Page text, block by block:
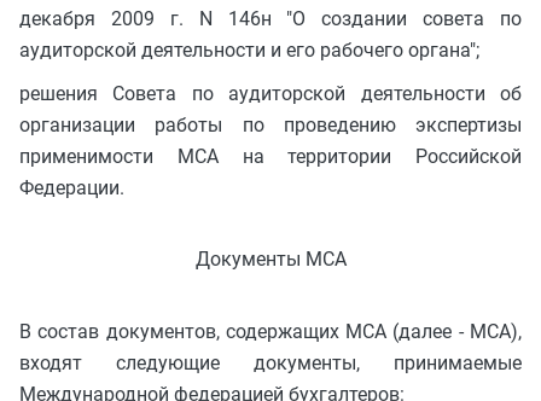
декабря 2009 г. N 146н "О создании совета по
аудиторской деятельности и его рабочего органа";
решения Совета по аудиторской деятельности об
организации работы по проведению экспертизы
применимости МСА на территории Российской
Федерации.
Документы МСА
В состав документов, содержащих МСА (далее - МСА),
входят следующие документы, принимаемые
Международной федерацией бухгалтеров: